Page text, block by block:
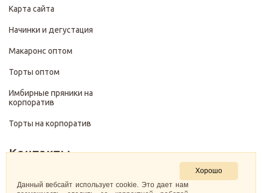
Карта сайта
Начинки и дегустация
Макаронс оптом
Торты оптом
Имбирные пряники на
корпоратив
Торты на корпоратив
Контакты
+7 (499) 322-28-29
Хорошо
Данный вебсайт использует cookie. Это дает нам